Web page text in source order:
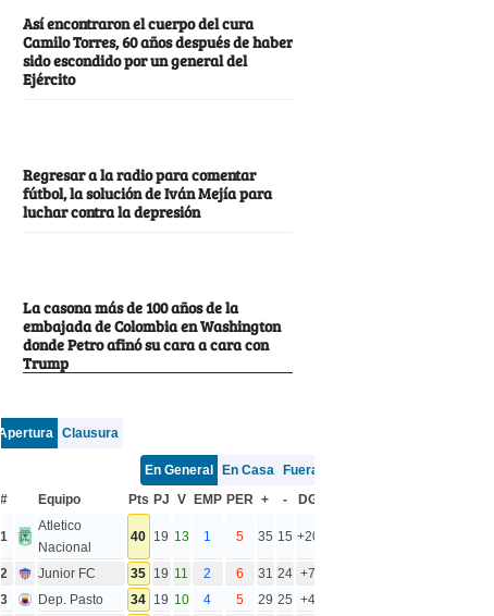
Así encontraron el cuerpo del cura
Camilo Torres, 60 años después de haber
sido escondido por un general del
Ejército
Regresar a la radio para comentar
fútbol, la solución de Iván Mejía para
luchar contra la depresión
La casona más de 100 años de la
embajada de Colombia en Washington
donde Petro afinó su cara a cara con
Trump
Apertura Clausura
En General En Casa
Fuera
#
Equipo Pts PJ V EMP PER + - DG
1
Atletico
Nacional
40 19 13 1 5 35 15 +20
2 Junior FC 35 19 11 2 6 31 24 +7
3
Dep. Pasto 34 19 10 4 5 29 25 +4